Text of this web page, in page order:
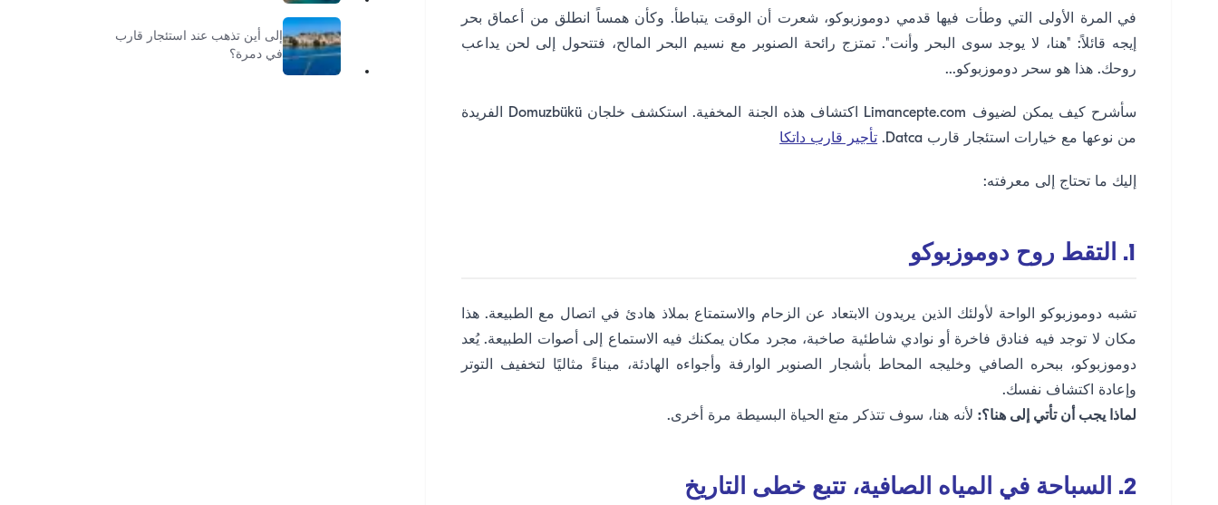
في المرة الأولى التي وطأت فيها قدمي دوموزبوكو، شعرت أن الوقت يتباطأ. وكأن همساً انطلق من أعماق بحر
إيجه قائلاً: "هنا، لا يوجد سوى البحر وأنت". تمتزج رائحة الصنوبر مع نسيم البحر المالح، فتتحول إلى لحن يداعب
روحك. هذا هو سحر دوموزبوكو...
سأشرح كيف يمكن لضيوف Limancepte.com اكتشاف هذه الجنة المخفية. استكشف خلجان Domuzbükü الفريدة
من نوعها مع خيارات استئجار قارب Datca.
تأجير قارب داتكا
إليك ما تحتاج إلى معرفته:
1. التقط روح دوموزبوكو
تشبه دوموزبوكو الواحة لأولئك الذين يريدون الابتعاد عن الزحام والاستمتاع بملاذ هادئ في اتصال مع الطبيعة. هذا
مكان لا توجد فيه فنادق فاخرة أو نوادي شاطئية صاخبة، مجرد مكان يمكنك فيه الاستماع إلى أصوات الطبيعة. يُعد
دوموزبوكو، ببحره الصافي وخليجه المحاط بأشجار الصنوبر الوارفة وأجواءه الهادئة، ميناءً مثاليًا لتخفيف التوتر
وإعادة اكتشاف نفسك.
لماذا يجب أن تأتي إلى هنا؟:لأنه هنا، سوف تتذكر متع الحياة البسيطة مرة أخرى.
2. السباحة في المياه الصافية، تتبع خطى التاريخ
إلى أين تذهب عند استئجار قارب
في دمرة؟